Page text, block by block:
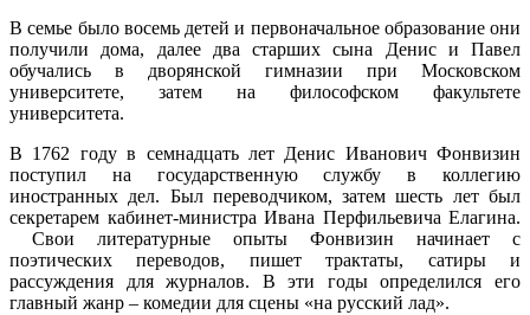
В семье было восемь детей и первоначальное образование они
получили дома, далее два старших сына Денис и Павел
обучались в дворянской гимназии при Московском
университете, затем на философском факультете
университета.
В 1762 году в семнадцать лет Денис Иванович Фонвизин
поступил на государственную службу в коллегию
иностранных дел. Был переводчиком, затем шесть лет был
секретарем кабинет-министра Ивана Перфильевича Елагина.
Свои литературные опыты Фонвизин начинает с
поэтических переводов, пишет трактаты, сатиры и
рассуждения для журналов. В эти годы определился его
главный жанр – комедии для сцены «на русский лад».